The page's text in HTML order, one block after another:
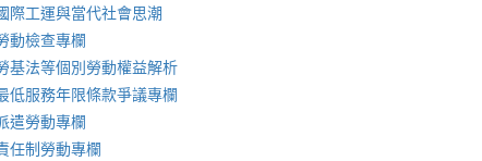
際工運與當代社會思潮
動檢查專欄
基法等個別勞動權益解析
低服務年限條款爭議專欄
遣勞動專欄
任制勞動專欄